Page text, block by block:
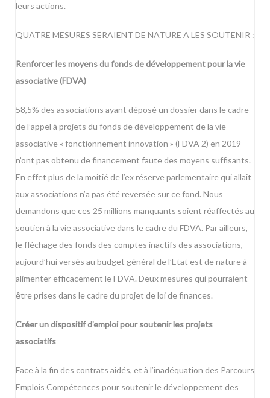
leurs actions.
QUATRE MESURES SERAIENT DE NATURE A LES SOUTENIR :
Renforcer les moyens du fonds de développement pour la vie
associative (FDVA)
58,5% des associations ayant déposé un dossier dans le cadre
de l’appel à projets du fonds de développement de la vie
associative « fonctionnement innovation » (FDVA 2) en 2019
n’ont pas obtenu de financement faute des moyens suffisants.
En effet plus de la moitié de l’ex réserve parlementaire qui allait
aux associations n’a pas été reversée sur ce fond. Nous
demandons que ces 25 millions manquants soient réaffectés au
soutien à la vie associative dans le cadre du FDVA. Par ailleurs,
le fléchage des fonds des comptes inactifs des associations,
aujourd’hui versés au budget général de l’Etat est de nature à
alimenter efficacement le FDVA. Deux mesures qui pourraient
être prises dans le cadre du projet de loi de finances.
Créer un dispositif d’emploi pour soutenir les projets
associatifs
Face à la fin des contrats aidés, et à l’inadéquation des Parcours
Emplois Compétences pour soutenir le développement des